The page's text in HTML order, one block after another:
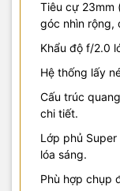
Tiêu cự 23mm
góc nhìn rộng,
Khẩu độ f/2.0
Hệ thống lấy
Cấu trúc
chi tiết.
Lớp phủ
lóa sáng.
Phù hợp chụp